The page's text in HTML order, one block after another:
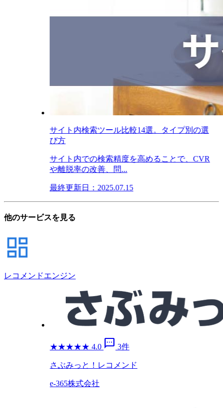
サイト内検索ツール比較14選。タイプ別の選
び方
サイト内での検索精度を高めることで、CVR
や離脱率の改善、問...
最終更新日：2025.07.15
他のサービスを見る
レコメンドエンジン
★★★★★ 4.0 sms 3件
さぶみっと！レコメンド
e-365株式会社